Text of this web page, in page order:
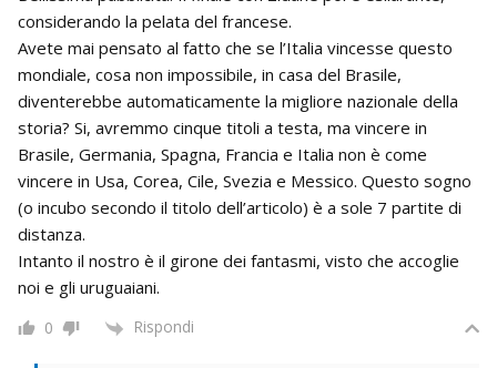
considerando la pelata del francese.
Avete mai pensato al fatto che se l’Italia vincesse questo
mondiale, cosa non impossibile, in casa del Brasile,
diventerebbe automaticamente la migliore nazionale della
storia? Si, avremmo cinque titoli a testa, ma vincere in
Brasile, Germania, Spagna, Francia e Italia non è come
vincere in Usa, Corea, Cile, Svezia e Messico. Questo sogno
(o incubo secondo il titolo dell’articolo) è a sole 7 partite di
distanza.
Intanto il nostro è il girone dei fantasmi, visto che accoglie
noi e gli uruguaiani.
0 Rispondi